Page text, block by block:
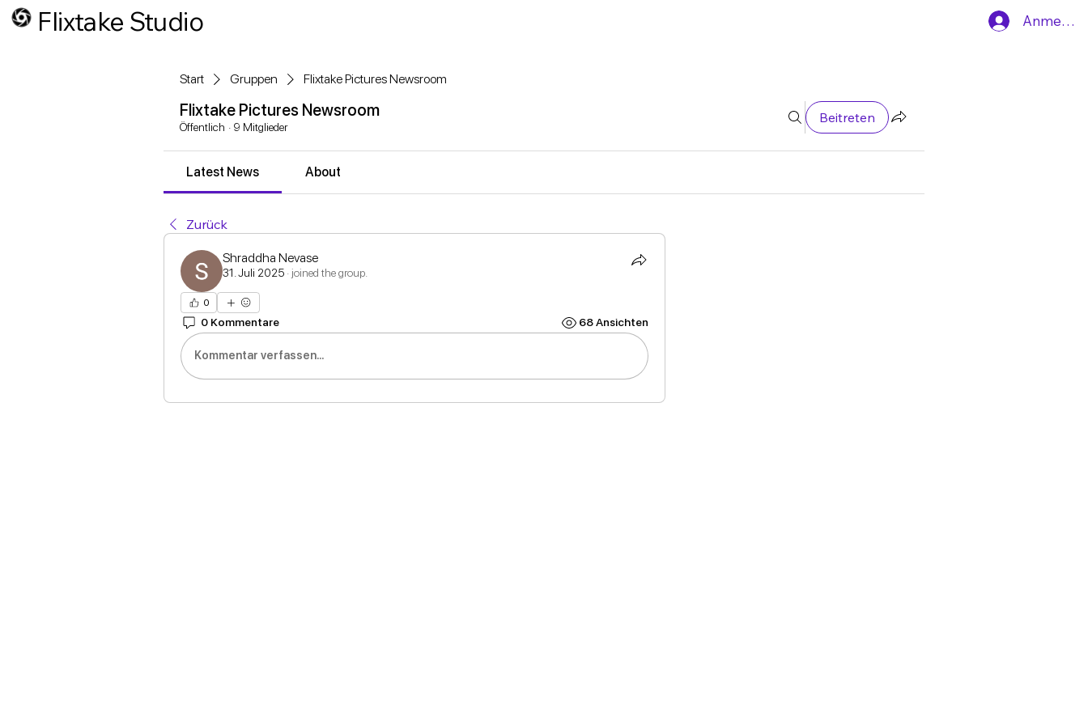
Flixtake Studio
Start Gruppen Flixtake Pictures Newsroom
Flixtake Pictures Newsroom
Öffentlich · 9 Mitglieder
Beitreten
Latest News About
Zurück
Shraddha Nevase
31. Juli 2025 · joined the group.
0
0 Kommentare 68 Ansichten
Kommentar verfassen...